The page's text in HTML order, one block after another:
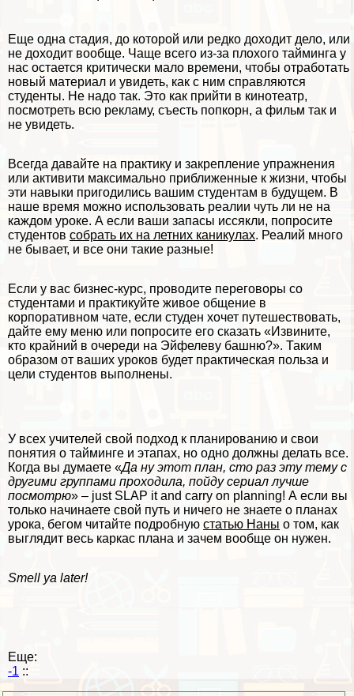
Еще одна стадия, до которой или редко доходит дело, или
не доходит вообще. Чаще всего из-за плохого тайминга у
нас остается критически мало времени, чтобы отработать
новый материал и увидеть, как с ним справляются
студенты. Не надо так. Это как прийти в кинотеатр,
посмотреть всю рекламу, съесть попкорн, а фильм так и
не увидеть.
Всегда давайте на пpaктику и закрепление упражнения
или активити максимально приближенные к жизни, чтобы
эти навыки пригодились вашим студентам в будущем. В
наше время можно использовать реалии чуть ли не на
каждом уроке. А если ваши запасы иссякли, попросите
студентов собрать их на летних каникулах. Реалий много
не бывает, и все они такие разные!
Если у вас бизнес-курс, проводите переговоры со
студентами и пpaктикуйте живое общение в
корпоративном чате, если студен хочет путешествовать,
дайте ему меню или попросите его сказать «Извините,
кто крайний в очереди на Эйфелеву башню?». Таким
образом от ваших уроков будет пpaктическая польза и
цели студентов выполнены.
У всех учителей свой подход к планированию и свои
понятия о тайминге и этапах, но одно должны делать все.
Когда вы думаете «Да ну этот план, сто раз эту тему с
другими группами проходила, пойду сериал лучше
посмотрю» – just SLAP it and carry on planning! А если вы
только начинаете свой путь и ничего не знаете о планах
урока, бегом читайте подробную статью Наны о том, как
выглядит весь каркас плана и зачем вообще он нужен.
Smell ya later!
Еще:
-1 ::